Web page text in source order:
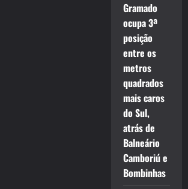
Gramado
ocupa 3ª
posição
entre os
metros
quadrados
mais caros
do Sul,
atrás de
Balneário
Camboriú e
Bombinhas